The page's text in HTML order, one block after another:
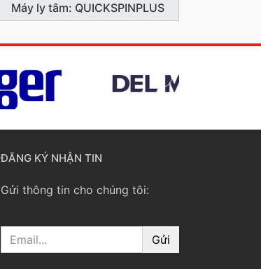
Máy ly tâm: QUICKSPINPLUS
ĐĂNG KÝ NHẬN TIN
Gửi thông tin cho chúng tôi:
Email